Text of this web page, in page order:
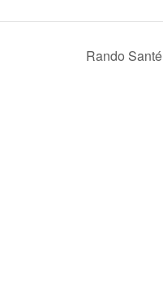
Rando Santé